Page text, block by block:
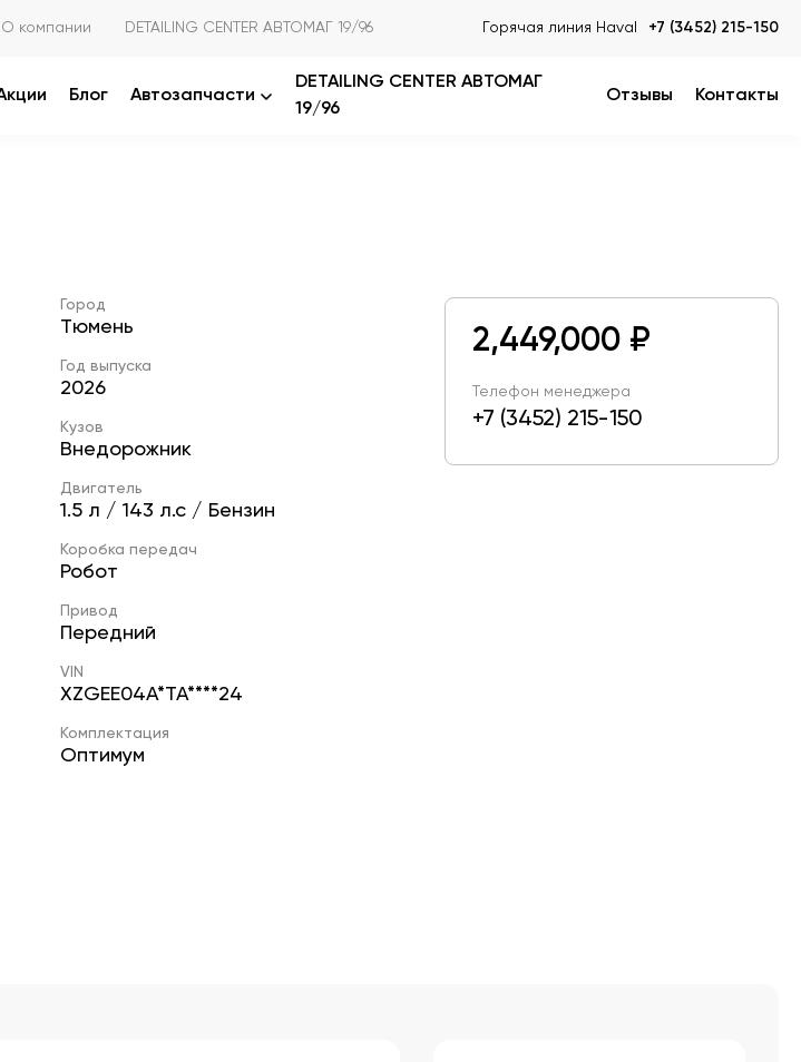
О компании DETAILING CENTER АВТОМАГ 19/96 Горячая линия Haval +7 (3452) 215-150
Блог Автозапчасти
DETAILING CENTER АВТОМАГ
19/96
Отзывы Контакты
2,449,000 ₽
Телефон менеджера
+7 (3452) 215-150
Город
Тюмень
Год выпуска
2026
Кузов
Внедорожник
Двигатель
1.5 л / 143 л.с / Бензин
Коробка передач
Робот
Привод
Передний
VIN
XZGEE04A*TA****24
Комплектация
Оптимум